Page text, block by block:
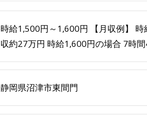
時給1,500円～1,600円 【月収例】
収約27万円 時給1,600円の場合 7時間
静岡県沼津市東間門